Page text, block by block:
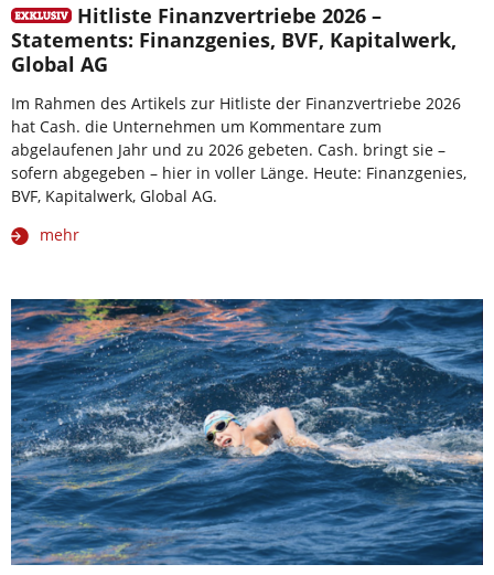
Hitliste Finanzvertriebe 2026 –
Statements: Finanzgenies, BVF, Kapitalwerk,
Global AG
Im Rahmen des Artikels zur Hitliste der Finanzvertriebe 2026
hat Cash. die Unternehmen um Kommentare zum
abgelaufenen Jahr und zu 2026 gebeten. Cash. bringt sie –
sofern abgegeben – hier in voller Länge. Heute: Finanzgenies,
BVF, Kapitalwerk, Global AG.
mehr